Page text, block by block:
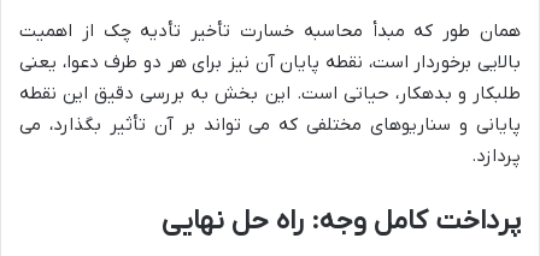
همان طور که مبدأ محاسبه خسارت تأخیر تأدیه چک از اهمیت
بالایی برخوردار است، نقطه پایان آن نیز برای هر دو طرف دعوا، یعنی
طلبکار و بدهکار، حیاتی است. این بخش به بررسی دقیق این نقطه
پایانی و سناریوهای مختلفی که می تواند بر آن تأثیر بگذارد، می
پردازد.
پرداخت کامل وجه: راه حل نهایی